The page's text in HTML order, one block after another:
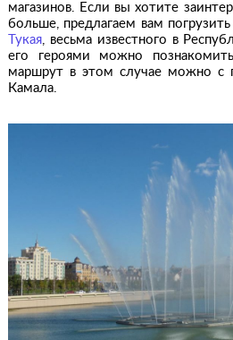
магазинов. Если вы хотите
больше, предлагаем вам погрузить
Тукая, весьма известного в
его героями можно
маршрут в этом случае можно с
Камала.